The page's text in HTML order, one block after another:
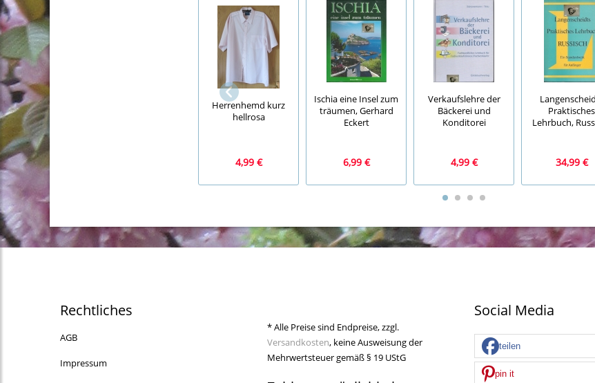
Herrenhemd kurz
hellrosa
4,99 €
Ischia eine Insel zum
träumen, Gerhard
Eckert
6,99 €
Verkaufslehre der
Bäckerei und
Konditorei
4,99 €
Praktisches
Lehrbuch,
34,99 €
Rechtliches
AGB
Impressum
* Alle Preise sind Endpreise, zzgl.
Versandkosten, keine Ausweisung der
Mehrwertsteuer gemäß § 19 UStG
Social Media
teilen
pin it